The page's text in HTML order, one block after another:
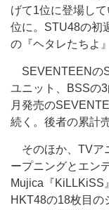
げて1位に登場し
位に。STU48の初
の『ヘタレたちよ
SEVENTEENの
ユニット、BSSの
月発売の
続く。後者の累計
そのほか、TVア
ープニングとエン
Mujica『KiLLKiSS
HKT48の18枚目の